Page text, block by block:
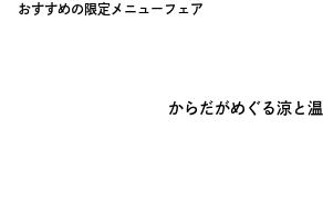
おすすめの限定メニューフェア
からだがめぐる涼と温